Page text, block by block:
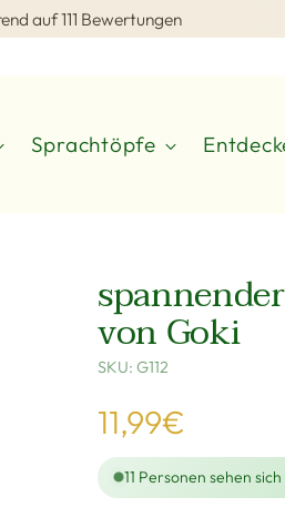
auf 111 Bewertungen
Sprachtöpfe
von Goki
SKU: G112
Regulärer
Preis
11,99€
11 Personen sehen